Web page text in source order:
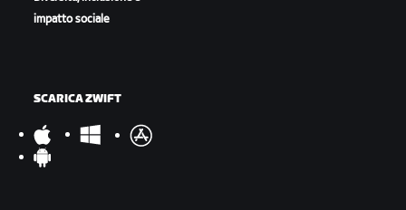
impatto sociale
SCARICA ZWIFT